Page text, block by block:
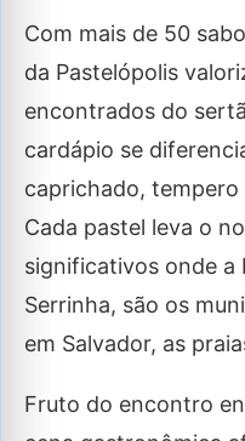
Com mais de 50
da Pastelópolis
encontrados do
cardápio se
caprichado, tempero
Cada pastel leva o
significativos onde a
Serrinha, são os
em Salvador, as
Fruto do encontro